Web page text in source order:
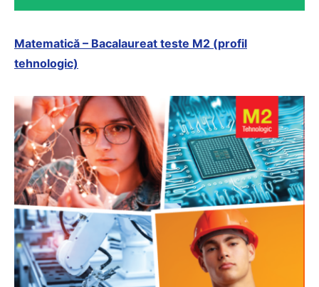
Matematică – Bacalaureat teste M2 (profil
tehnologic)